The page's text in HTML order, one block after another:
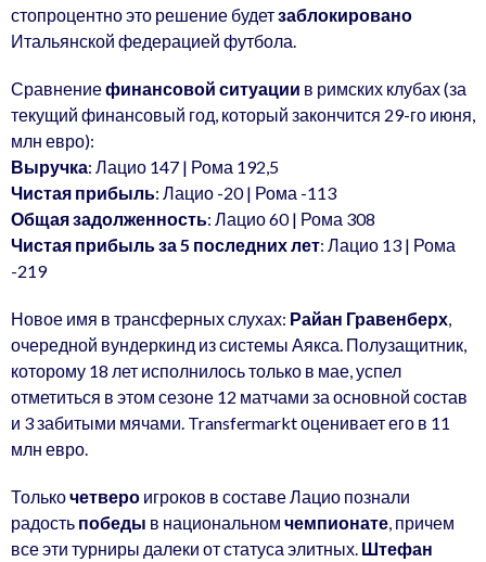
стопроцентно это решение будетзаблокировано
Итальянской федерацией футбола.
Сравнениефинансовой ситуации в римских клубах (за
текущий финансовый год, который закончится 29-го июня,
млн евро):
Выручка: Лацио 147 | Рома 192,5
Чистая прибыль: Лацио -20 | Рома -113
Общая задолженность: Лацио 60 | Рома 308
Чистая прибыль за 5 последних лет: Лацио 13 | Рома
-219
Новое имя в трансферных слухах: Райан Гравенберх
очередной вундеркинд из системы Аякса. Полузащитник,
которому 18 лет исполнилось только в мае, успел
отметиться в этом сезоне 12 матчами за основной состав
и 3 забитыми мячами. Transfermarkt оценивает его в 11
млн евро.
Толькочетверо игроков в составе Лацио познали
радость победы в национальном чемпионате , причем
все эти турниры далеки от статуса элитных. Штефан